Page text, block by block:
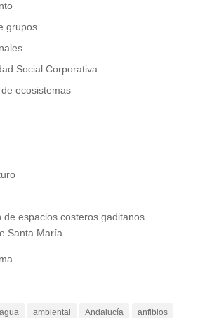
grupos
Social Corporativa
ecosistemas
de espacios costeros gaditanos
Santa María
agua ambiental Andalucía anfibios